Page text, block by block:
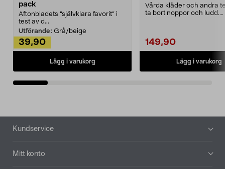
pack
Aftonbladets "självklara favorit” i
test av d...
Utförande: Grå/beige
39,90
Lägg i varukorg
Vårda kläder och andra
ta bort noppor och ludd.
149,90
Lägg i varukorg
Sidfot
Kundservice
Mitt konto